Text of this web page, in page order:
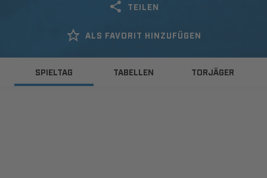
TEILEN
ALS FAVORIT HINZUFÜGEN
SPIELTAG TABELLEN TORJÄGER